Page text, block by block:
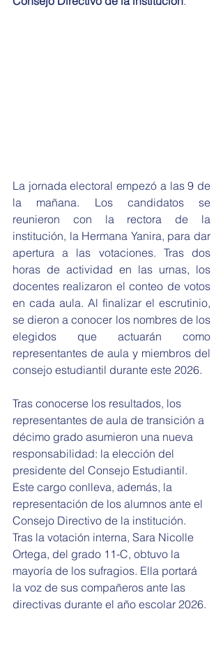
La jornada electoral empezó a las 9 de
la mañana. Los candidatos se
reunieron con la rectora de la
institución, la Hermana Yanira, para dar
apertura a las votaciones. Tras dos
horas de actividad en las urnas, los
docentes realizaron el conteo de votos
en cada aula. Al finalizar el escrutinio,
se dieron a conocer los nombres de los
elegidos que actuarán como
representantes de aula y miembros del
consejo estudiantil durante este 2026.
Tras conocerse los resultados, los
representantes de aula de transición a
décimo grado asumieron una nueva
responsabilidad: la elección del
presidente del Consejo Estudiantil.
Este cargo conlleva, además, la
representación de los alumnos ante el
Consejo Directivo de la institución.
Tras la votación interna, Sara Nicolle
Ortega, del grado 11-C, obtuvo la
mayoría de los sufragios. Ella portará
la voz de sus compañeros ante las
directivas durante el año escolar 2026.